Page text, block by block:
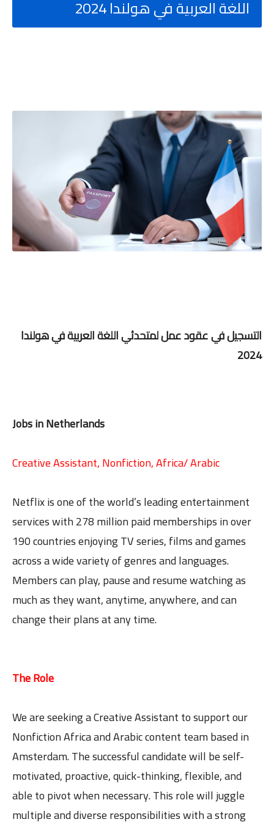
اللغة العربية في هولندا 2024
التسجيل في عقود عمل لمتحدثي اللغة العربية في هولندا
2024
Jobs in Netherlands
Creative Assistant, Nonfiction, Africa/ Arabic
Netflix is one of the world’s leading entertainment
services with 278 million paid memberships in over
190 countries enjoying TV series, films and games
across a wide variety of genres and languages.
Members can play, pause and resume watching as
much as they want, anytime, anywhere, and can
change their plans at any time.
The Role
We are seeking a Creative Assistant to support our
Nonfiction Africa and Arabic content team based in
Amsterdam. The successful candidate will be self-
motivated, proactive, quick-thinking, flexible, and
able to pivot when necessary. This role will juggle
multiple and diverse responsibilities with a strong